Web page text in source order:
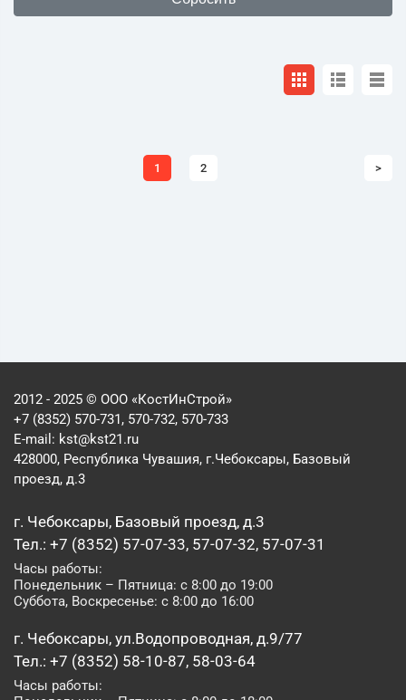
1 2 >
2012 - 2025 © ООО «КостИнСтрой»
+7 (8352) 570-731, 570-732, 570-733
E-mail: kst@kst21.ru
428000, Республика Чувашия, г.Чебоксары, Базовый
проезд, д.3
г. Чебоксары, Базовый проезд, д.3
Тел.: +7 (8352) 57-07-33, 57-07-32, 57-07-31
Часы работы:
Понедельник – Пятница: с 8:00 до 19:00
Суббота, Воскресенье: с 8:00 до 16:00
г. Чебоксары, ул.Водопроводная, д.9/77
Тел.: +7 (8352) 58-10-87, 58-03-64
Часы работы: